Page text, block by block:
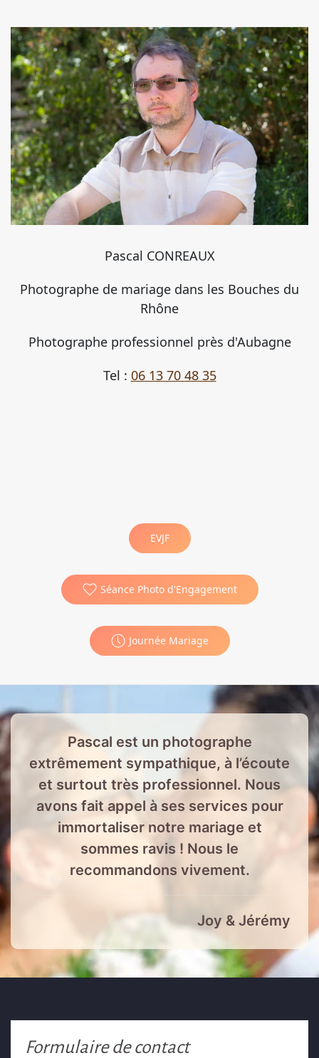
Pascal CONREAUX
Photographe de mariage dans les Bouches du
Rhône
Photographe professionnel près d'Aubagne
Tel : 06 13 70 48 35
EVJF
Séance Photo d'Engagement
Journée Mariage
Pascal est un photographe
extrêmement sympathique, à l’écoute
et surtout très professionnel. Nous
avons fait appel à ses services pour
immortaliser notre mariage et
sommes ravis ! Nous le
recommandons vivement.
Joy & Jérémy
Formulaire de contact